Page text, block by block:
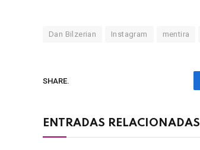
Dan Bilzerian Instagram mentira
SHARE.
ENTRADAS RELACIONADAS